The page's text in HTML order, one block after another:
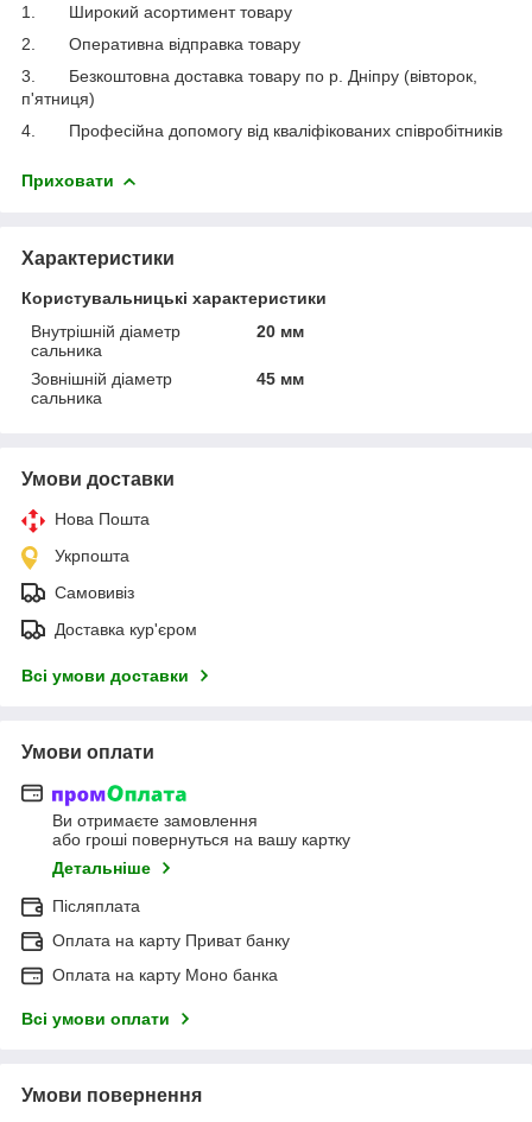
1.
Широкий асортимент товару
2.
Оперативна відправка товару
3.
Безкоштовна доставка товару по р. Дніпру (вівторок,
п'ятниця)
4.
Професійна допомогу від кваліфікованих співробітників
Приховати
Характеристики
Користувальницькі характеристики
Внутрішній діаметр
сальника
20 мм
Зовнішній діаметр
сальника
45 мм
Умови доставки
Нова Пошта
Укрпошта
Самовивіз
Доставка кур'єром
Всі умови доставки
Умови оплати
Ви отримаєте замовлення
або гроші повернуться на вашу картку
Детальніше
Післяплата
Оплата на карту Приват банку
Оплата на карту Моно банка
Всі умови оплати
Умови повернення